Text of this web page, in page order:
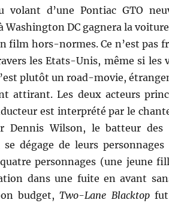
volant d’une Pontiac GTO
Washington DC gagnera la
film hors-normes. Ce n’est pas
les Etats-Unis, même si les
plutôt un road-movie,
attirant. Les deux acteurs
est interprété par le
Dennis Wilson, le batteur des
dégage de leurs personnages
personnages (une jeune
dans une fuite en avant
budget,Two-Lane Blacktopfut